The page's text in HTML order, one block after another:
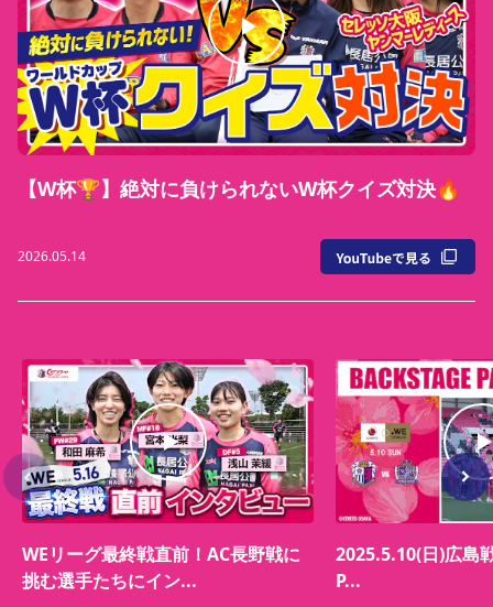
【W杯🏆】絶対に負けられないW杯クイズ対決🔥
2026.05.14
WEリーグ最終戦直前！AC長野戦に
挑む選手たちにイン...
2025.5.10(日)広島
P...